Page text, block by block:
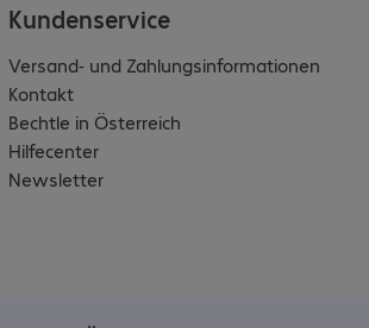
Kundenservice
Versand- und Zahlungsinformationen
Kontakt
Bechtle in Österreich
Hilfecenter
Newsletter